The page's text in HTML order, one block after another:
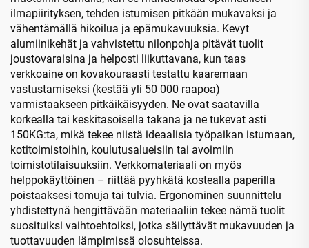
ilmapiirityksen, tehden istumisen pitkään mukavaksi ja
vähentämällä hikoilua ja epämukavuuksia. Kevyt
alumiinikehät ja vahvistettu nilonpohja pitävät tuolit
joustovaraisina ja helposti liikuttavana, kun taas
verkkoaine on kovakouraasti testattu kaaremaan
vastustamiseksi (kestää yli 50 000 raapoa)
varmistaakseen pitkäikäisyyden. Ne ovat saatavilla
korkealla tai keskitasoisella takana ja ne tukevat asti
150KG:ta, mikä tekee niistä ideaalisia työpaikan istumaan,
kotitoimistoihin, koulutusalueisiin tai avoimiin
toimistotilaisuuksiin. Verkkomateriaali on myös
helppokäyttöinen – riittää pyyhkätä kostealla paperilla
poistaaksesi tomuja tai tulvia. Ergonominen suunnittelu
yhdistettynä hengittävään materiaaliin tekee nämä tuolit
suosituiksi vaihtoehtoiksi, jotka säilyttävät mukavuuden ja
tuottavuuden lämpimissä olosuhteissa.